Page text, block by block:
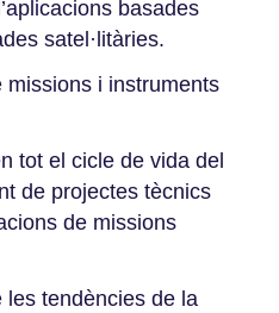
basades
satel·litàries.
missions i instruments
tot el cicle de vida del
de projectes tècnics
de missions
les tendències de la